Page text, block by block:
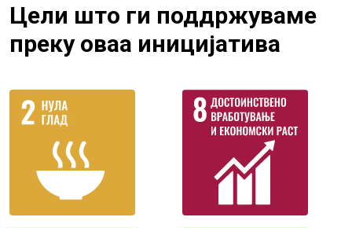
Цели што ги поддржуваме
преку оваа иницијатива